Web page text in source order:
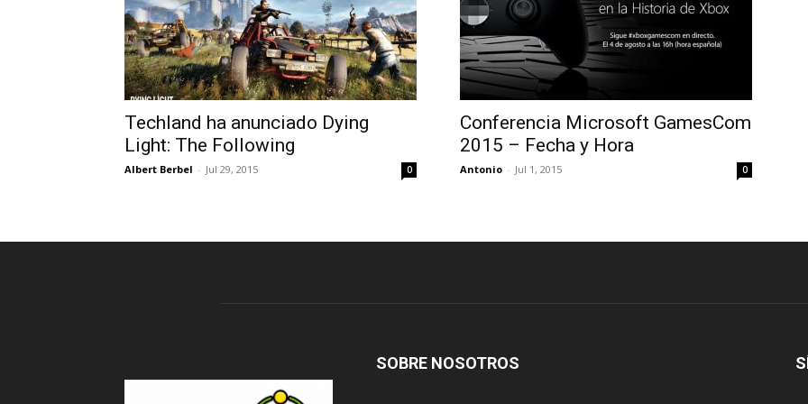
Techland ha anunciado Dying
Light: The Following
Albert Berbel - Jul 29, 2015 0
Conferencia Microsoft GamesCom
2015 – Fecha y Hora
Antonio - Jul 1, 2015 0
SOBRE NOSOTROS